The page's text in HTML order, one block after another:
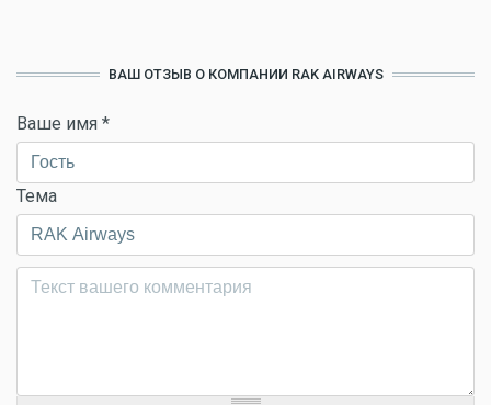
ВАШ ОТЗЫВ О КОМПАНИИ RAK AIRWAYS
Ваше имя *
Тема
Комментарий*